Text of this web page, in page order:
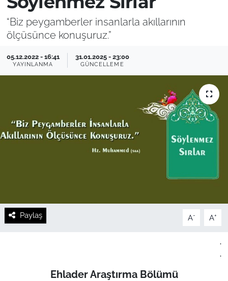
“Biz peygamberler insanlarla akıllarının
ölçüsünce konuşuruz.”
05.12.2022 - 16:41
YAYINLANMA
31.01.2025 - 23:00
GÜNCELLEME
Paylaş A- A+
.
.
Ehlader Araştırma Bölümü